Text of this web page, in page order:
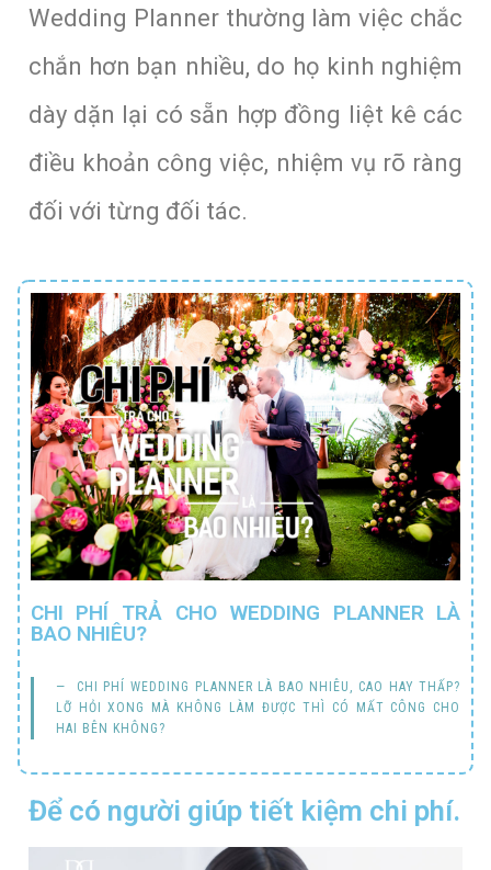
Wedding Planner thường làm việc chắc
chắn hơn bạn nhiều, do họ kinh nghiệm
dày dặn lại có sẵn hợp đồng liệt kê các
điều khoản công việc, nhiệm vụ rõ ràng
đối với từng đối tác.
CHI PHÍ TRẢ CHO WEDDING PLANNER LÀ
BAO NHIÊU?
CHI PHÍ WEDDING PLANNER LÀ BAO NHIÊU, CAO HAY THẤP?
LỠ HỎI XONG MÀ KHÔNG LÀM ĐƯỢC THÌ CÓ MẤT CÔNG CHO
HAI BÊN KHÔNG?
Để có người giúp tiết kiệm chi phí.